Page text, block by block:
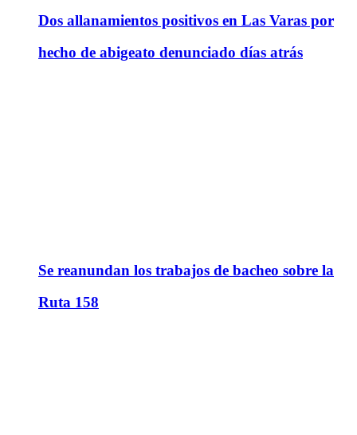
Dos allanamientos positivos en Las Varas por
hecho de abigeato denunciado días atrás
Se reanundan los trabajos de bacheo sobre la
Ruta 158